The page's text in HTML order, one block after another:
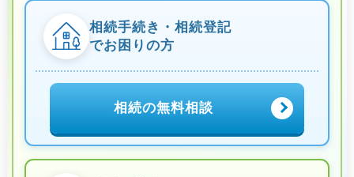
相続手続き・相続登記
でお困りの方
相続の無料相談